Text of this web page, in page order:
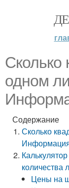
Сколько
одном
Содержание
Сколько
количества
Цены на